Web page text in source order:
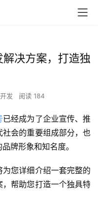
决方案，打造独
发 阅读 184
已经成为了企业宣传、推
会的重要组成部分，也
牌形象和知名度。
为您详细介绍一套完整的
，帮助您打造一个独具特